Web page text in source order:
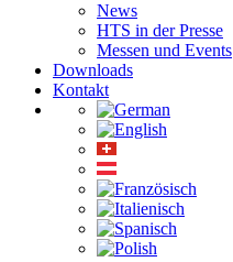
News
HTS in der Presse
Messen und Events
Downloads
Kontakt